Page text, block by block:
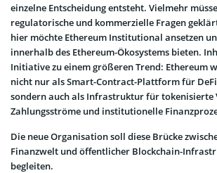
einzelne Entscheidung entsteht. Vielmehr
regulatorische und kommerzielle Fragen
hier möchte Ethereum Institutional ansetzen
innerhalb des Ethereum-Ökosystems bieten.
Initiative zu einem größeren Trend: Ethereum
nicht nur als Smart-Contract-Plattform für
sondern auch als Infrastruktur für tokenisierte
Zahlungsströme und institutionelle
Die neue Organisation soll diese Brücke
Finanzwelt und öffentlicher Blockchain-
begleiten.